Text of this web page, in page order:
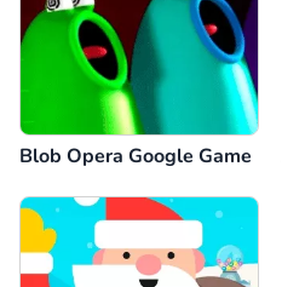
Blob Opera Google Game